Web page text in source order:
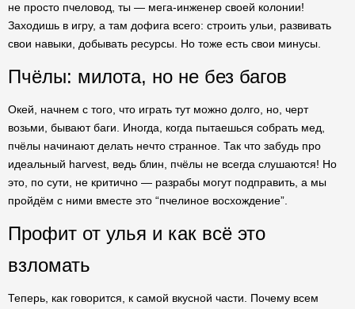
не просто пчеловод, ты — мега-инженер своей колонии!
Заходишь в игру, а там дофига всего: строить ульи, развивать
свои навыки, добывать ресурсы. Но тоже есть свои минусы.
Пчёлы: милота, но не без багов
Окей, начнем с того, что играть тут можно долго, но, черт
возьми, бывают баги. Иногда, когда пытаешься собрать мед,
пчёлы начинают делать нечто странное. Так что забудь про
идеальный harvest, ведь блин, пчёлы не всегда слушаются! Но
это, по сути, не критично — разрабы могут подправить, а мы
пройдём с ними вместе это “пчелиное восхождение”.
Профит от улья и как всё это
взломать
Теперь, как говорится, к самой вкусной части. Почему всем